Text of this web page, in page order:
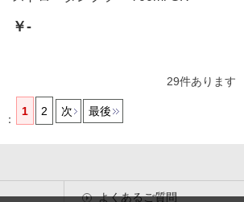
￥-
29件あります
：
1 2 次 最後
よくあるご質問